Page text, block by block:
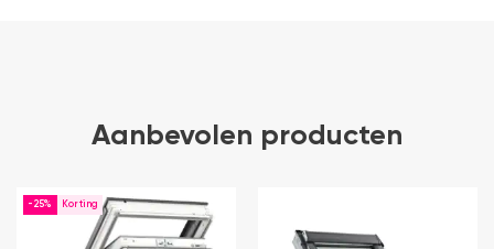
Aanbevolen producten
-25%